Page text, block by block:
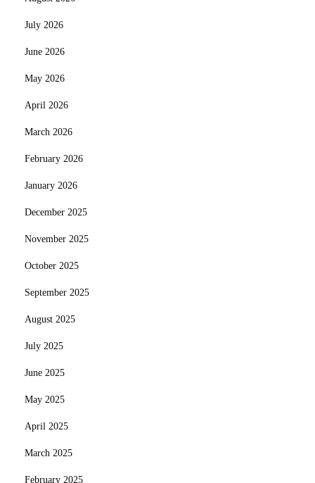
July 2026
June 2026
May 2026
April 2026
March 2026
February 2026
January 2026
December 2025
November 2025
October 2025
September 2025
August 2025
July 2025
June 2025
May 2025
April 2025
March 2025
February 2025